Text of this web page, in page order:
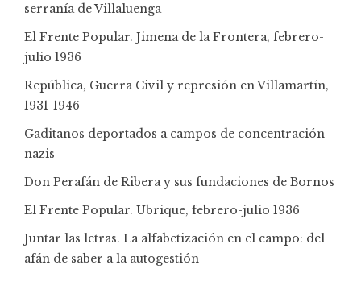
serranía de Villaluenga
El Frente Popular. Jimena de la Frontera, febrero-
julio 1936
República, Guerra Civil y represión en Villamartín,
1931-1946
Gaditanos deportados a campos de concentración
nazis
Don Perafán de Ribera y sus fundaciones de Bornos
El Frente Popular. Ubrique, febrero-julio 1936
Juntar las letras. La alfabetización en el campo: del
afán de saber a la autogestión